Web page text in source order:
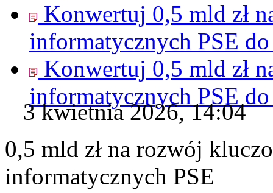
Konwertuj 0,5 mld zł
informatycznych PSE do
Konwertuj 0,5 mld zł
informatycznych PSE do
3 kwietnia 2026, 14:04
0,5 mld zł na rozwój
informatycznych PSE